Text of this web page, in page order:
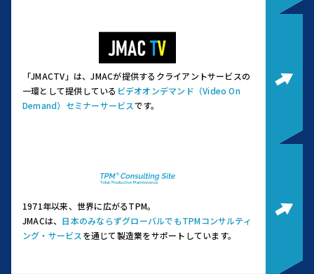
「JMACTV」は、JMACが提供するクライアントサービスの
一環として提供している ビデオオンデマンド（Video On
Demand）セミナーサービスです。
1971年以来、世界に広がるTPM。
JMACは、 日本のみならずグローバルでもTPMコンサルティ
ング・サービス を通じて製造業をサポートしています。